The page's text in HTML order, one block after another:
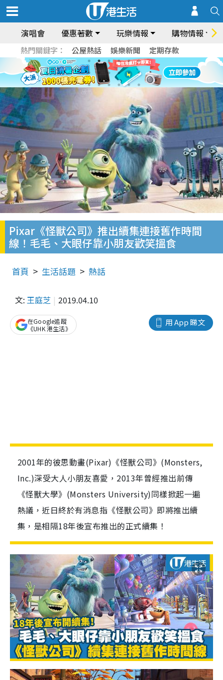
演唱會 優惠著數 玩樂情報 購物情報
熱門關鍵字： 公屋熱話 娛樂新聞 定期存款
Pixar《怪獸公司》推出續集連接舊作時間
線！毛毛、大眼仔靠小朋友歡笑搵食
首頁 生活話題 熱話
文: 王庭芝 2019.04.10
用 App 睇文
在Google追蹤
《UHK 港生活》
2001年的彼思動畫(Pixar)《怪獸公司》(Monsters,
Inc.)深受大人小朋友喜愛，2013年曾經推出前傳
《怪獸大學》(Monsters University)同樣掀起一遍
熱議，近日終於有消息指《怪獸公司》即將推出續
集，是相隔18年後宣布推出的正式續集！